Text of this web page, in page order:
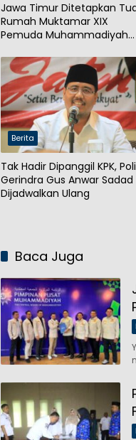
Jawa Timur Ditetapkan
Rumah Muktamar XIX
Pemuda Muhammadiyah
Berita
Tak Hadir Dipanggil KPK,
Gerindra Gus Anwar Sadad
Dijadwalkan Ulang
Baca Juga